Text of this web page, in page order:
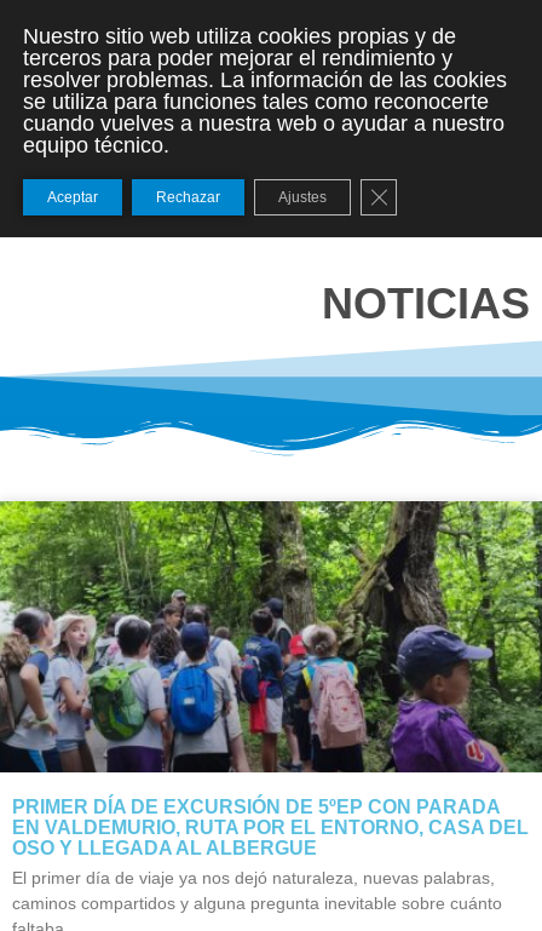
NOTICIAS
PRIMER DÍA DE EXCURSIÓN DE 5ºEP CON PARADA
EN VALDEMURIO, RUTA POR EL ENTORNO, CASA DEL
OSO Y LLEGADA AL ALBERGUE
El primer día de viaje ya nos dejó naturaleza, nuevas palabras,
caminos compartidos y alguna pregunta inevitable sobre cuánto
Nuestro sitio web utiliza cookies propias y de
terceros para poder mejorar el rendimiento y
resolver problemas. La información de las cookies
se utiliza para funciones tales como reconocerte
cuando vuelves a nuestra web o ayudar a nuestro
equipo técnico.
Aceptar Rechazar Ajustes Cerrar el banner de